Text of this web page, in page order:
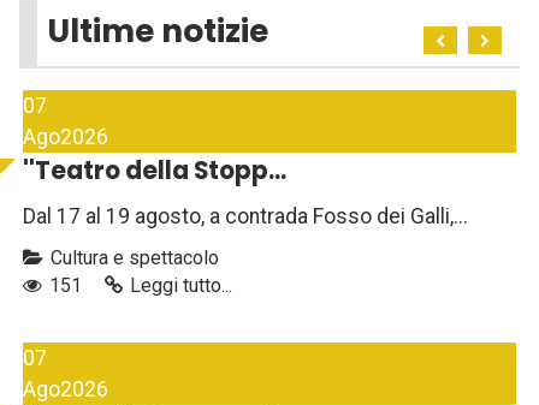
Ultime notizie
07
Ago2026
''Teatro della Stopp...
Dal 17 al 19 agosto, a contrada Fosso dei Galli,...
Cultura e spettacolo
151
Leggi tutto...
07
Ago2026